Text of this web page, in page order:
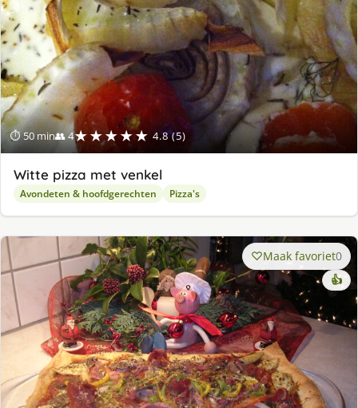
⏱ 50 min👥 4★★★★★ 4.8 (5)
Witte pizza met venkel
Avondeten & hoofdgerechten Pizza's
Maak favoriet0
👍